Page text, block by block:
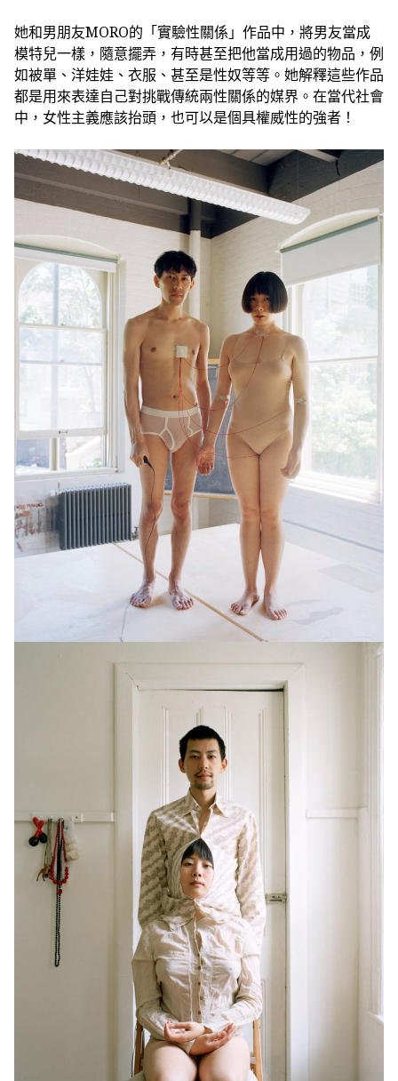
她和男朋友MORO的「實驗性關係」作品中，將男友當成
模特兒一樣，隨意擺弄，有時甚至把他當成用過的物品，例
如被單、洋娃娃、衣服、甚至是性奴等等。她解釋這些作品
都是用來表達自己對挑戰傳統兩性關係的媒界。在當代社會
中，女性主義應該抬頭，也可以是個具權威性的強者！